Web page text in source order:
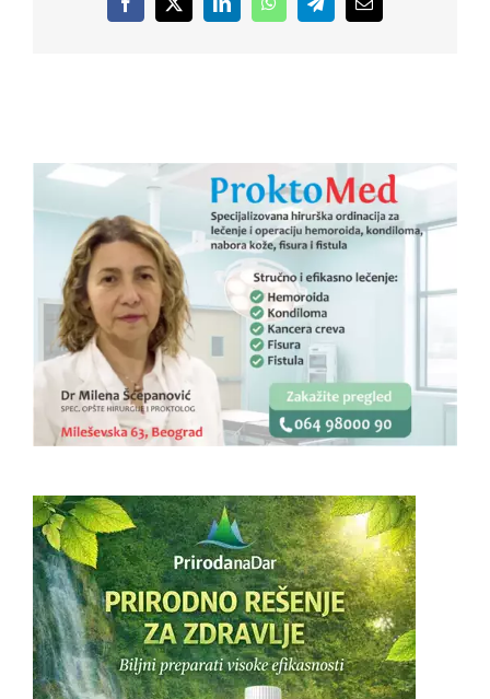
Facebook
X LinkedInWhatsAppTelegramEmail